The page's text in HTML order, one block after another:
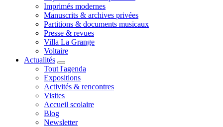
Imprimés modernes
Manuscrits & archives privées
Partitions & documents musicaux
Presse & revues
Villa La Grange
Voltaire
Actualités
Tout l'agenda
Expositions
Activités & rencontres
Visites
Accueil scolaire
Blog
Newsletter